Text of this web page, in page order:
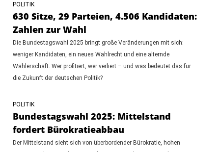
POLITIK
630 Sitze, 29 Parteien, 4.506 Kandidaten:
Zahlen zur Wahl
Die Bundestagswahl 2025 bringt große Veränderungen mit sich:
weniger Kandidaten, ein neues Wahlrecht und eine alternde
Wählerschaft. Wer profitiert, wer verliert – und was bedeutet das für
die Zukunft der deutschen Politik?
POLITIK
Bundestagswahl 2025: Mittelstand
fordert Bürokratieabbau
Der Mittelstand sieht sich von überbordender Bürokratie, hohen